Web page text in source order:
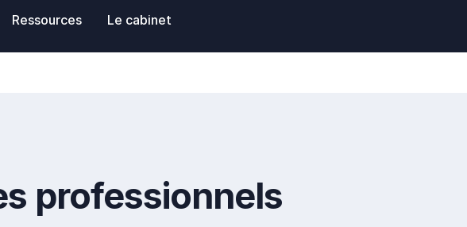
Ressources Le cabinet
professionnels